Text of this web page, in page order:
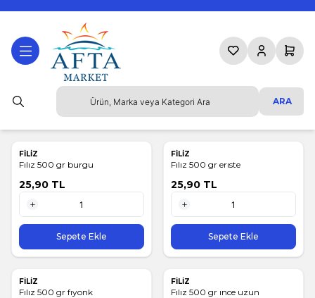
ARA
Favorilerim
HesabımSepetim
FİLİZ
Fılız 500 gr burgu
25,90 TL
1 Adet
Sepete Ekle
FİLİZ
Fılız 500 gr erıste
25,90 TL
1 Adet
Sepete Ekle
FİLİZ
Fılız 500 gr fıyonk
FİLİZ
Fılız 500 gr ınce uzun